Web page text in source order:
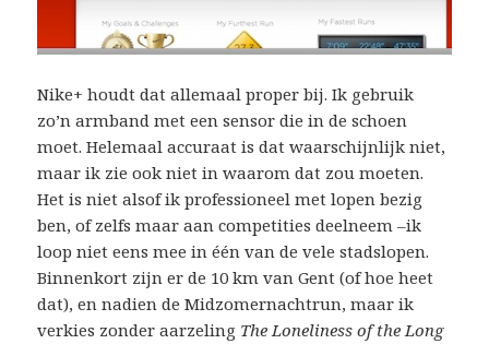
Nike+ houdt dat allemaal proper bij. Ik gebruik
zo’n armband met een sensor die in de schoen
moet. Helemaal accuraat is dat waarschijnlijk niet,
maar ik zie ook niet in waarom dat zou moeten.
Het is niet alsof ik professioneel met lopen bezig
ben, of zelfs maar aan competities deelneem –ik
loop niet eens mee in één van de vele stadslopen.
Binnenkort zijn er de 10 km van Gent (of hoe heet
dat), en nadien de Midzomernachtrun, maar ik
verkies zonder aarzeling The Loneliness of the Long